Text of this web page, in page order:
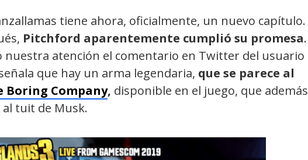
tiene ahora, oficialmente, un nuevo capítulo.
Pitchford aparentemente cumplió su promesa.
nuestra atención el comentario en Twitter del usuario
que hay un arma legendaria, que se parece al
Boring Company, disponible en el juego, que además
tuit de Musk.